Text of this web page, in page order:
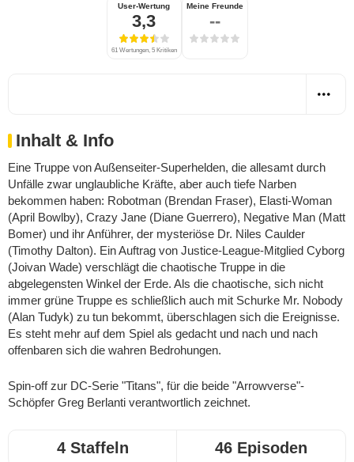
User-Wertung
3,3
61 Wertungen, 5 Kritiken
Meine Freunde
--
Inhalt & Info
Eine Truppe von Außenseiter-Superhelden, die allesamt durch
Unfälle zwar unglaubliche Kräfte, aber auch tiefe Narben
bekommen haben: Robotman (Brendan Fraser), Elasti-Woman
(April Bowlby), Crazy Jane (Diane Guerrero), Negative Man (Matt
Bomer) und ihr Anführer, der mysteriöse Dr. Niles Caulder
(Timothy Dalton). Ein Auftrag von Justice-League-Mitglied Cyborg
(Joivan Wade) verschlägt die chaotische Truppe in die
abgelegensten Winkel der Erde. Als die chaotische, sich nicht
immer grüne Truppe es schließlich auch mit Schurke Mr. Nobody
(Alan Tudyk) zu tun bekommt, überschlagen sich die Ereignisse.
Es steht mehr auf dem Spiel als gedacht und nach und nach
offenbaren sich die wahren Bedrohungen.
Spin-off zur DC-Serie "Titans", für die beide "Arrowverse"-
Schöpfer Greg Berlanti verantwortlich zeichnet.
4 Staffeln 46 Episoden